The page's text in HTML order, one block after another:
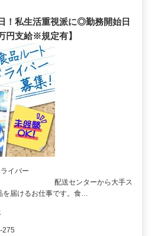
！私生活重視派に◎勤務開始日
円支給※規定有】
ト配送ドライバー
ターから大手ス
を届けるお仕事です。食…
275